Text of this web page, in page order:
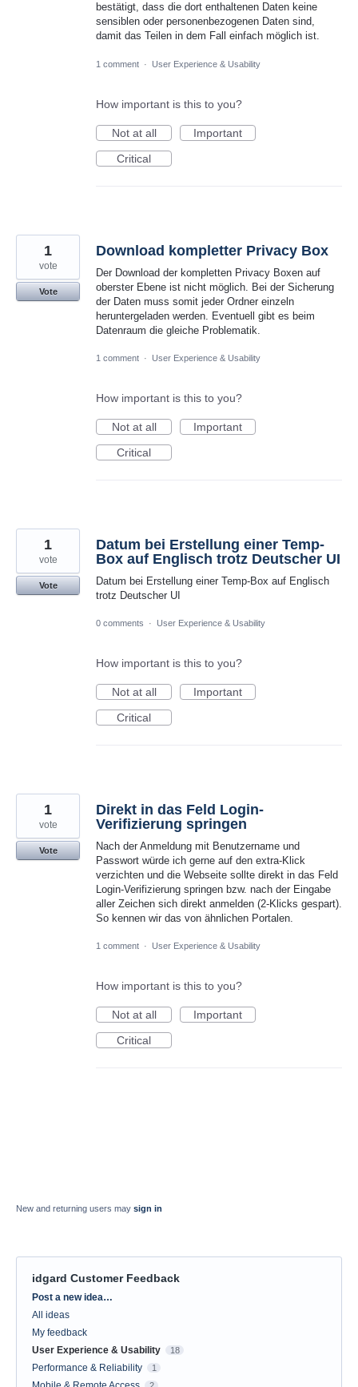
bestätigt, dass die dort enthaltenen Daten keine
sensiblen oder personenbezogenen Daten sind,
damit das Teilen in dem Fall einfach möglich ist.
1 comment · User Experience & Usability
How important is this to you?
Not at all
Important
Critical
Download kompletter Privacy Box
Der Download der kompletten Privacy Boxen auf
oberster Ebene ist nicht möglich. Bei der Sicherung
der Daten muss somit jeder Ordner einzeln
heruntergeladen werden. Eventuell gibt es beim
Datenraum die gleiche Problematik.
1
vote
Vote
1 comment · User Experience & Usability
How important is this to you?
Not at all
Important
Critical
Datum bei Erstellung einer Temp-
Box auf Englisch trotz Deutscher UI
Datum bei Erstellung einer Temp-Box auf Englisch
trotz Deutscher UI
1
vote
Vote
0 comments · User Experience & Usability
How important is this to you?
Not at all
Important
Critical
Direkt in das Feld Login-
Verifizierung springen
Nach der Anmeldung mit Benutzername und
Passwort würde ich gerne auf den extra-Klick
verzichten und die Webseite sollte direkt in das Feld
Login-Verifizierung springen bzw. nach der Eingabe
aller Zeichen sich direkt anmelden (2-Klicks gespart).
So kennen wir das von ähnlichen Portalen.
1
vote
Vote
1 comment · User Experience & Usability
How important is this to you?
Not at all
Important
Critical
New and returning users may sign in
idgard Customer Feedback
Categories
Post a new idea…
All ideas
My feedback
User Experience & Usability
18
Performance & Reliability 1